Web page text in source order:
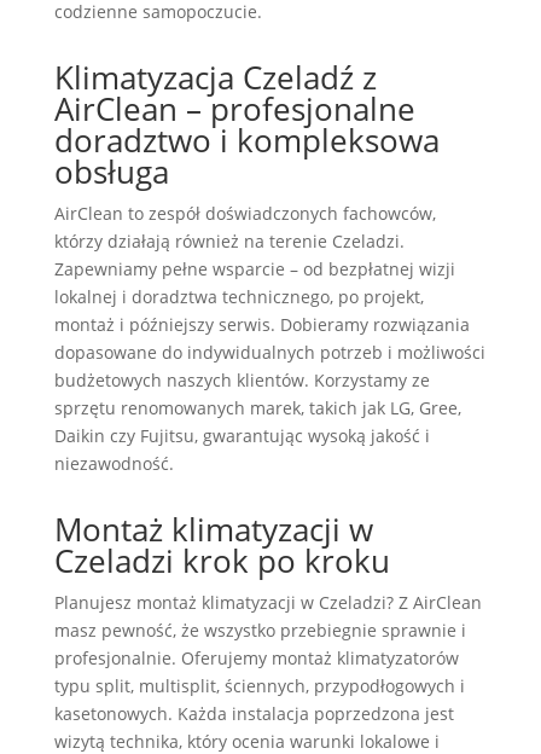
codzienne samopoczucie.
Klimatyzacja Czeladź z
AirClean – profesjonalne
doradztwo i kompleksowa
obsługa
AirClean to zespół doświadczonych fachowców,
którzy działają również na terenie Czeladzi.
Zapewniamy pełne wsparcie – od bezpłatnej wizji
lokalnej i doradztwa technicznego, po projekt,
montaż i późniejszy serwis. Dobieramy rozwiązania
dopasowane do indywidualnych potrzeb i możliwości
budżetowych naszych klientów. Korzystamy ze
sprzętu renomowanych marek, takich jak LG, Gree,
Daikin czy Fujitsu, gwarantując wysoką jakość i
niezawodność.
Montaż klimatyzacji w
Czeladzi krok po kroku
Planujesz montaż klimatyzacji w Czeladzi? Z AirClean
masz pewność, że wszystko przebiegnie sprawnie i
profesjonalnie. Oferujemy montaż klimatyzatorów
typu split, multisplit, ściennych, przypodłogowych i
kasetonowych. Każda instalacja poprzedzona jest
wizytą technika, który ocenia warunki lokalowe i